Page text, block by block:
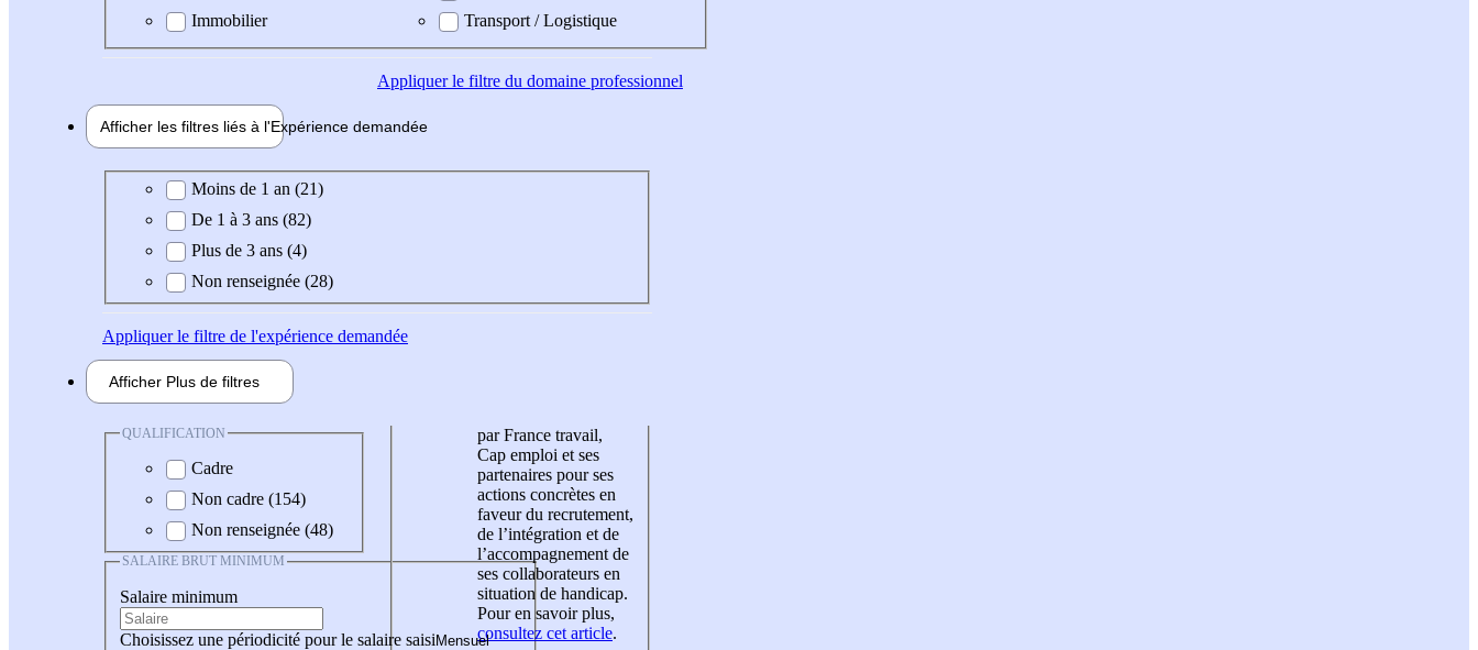
Immobilier
Transport / Logistique
Appliquerle filtre du domaine professionnel
Afficher les filtres liés à l'Expérience demandée
Expérience demandée
Moins de 1 an (21)
De 1 à 3 ans (82)
Plus de 3 ans (4)
Non renseignée (28)
Appliquerle filtre de l'expérience demandée
Afficher Plus de filtres
QUALIFICATION
Cadre
Non cadre (154)
Non renseignée (48)
SALAIRE BRUT MINIMUM
Salaire minimum
Choisissez une périodicité pour le salaire saisi
par France travail,
Cap emploi et ses
partenaires pour ses
actions concrètes en
faveur du recrutement,
de l’intégration et de
l’accompagnement de
ses collaborateurs en
situation de handicap.
Pour en savoir plus,
consultez cet article.